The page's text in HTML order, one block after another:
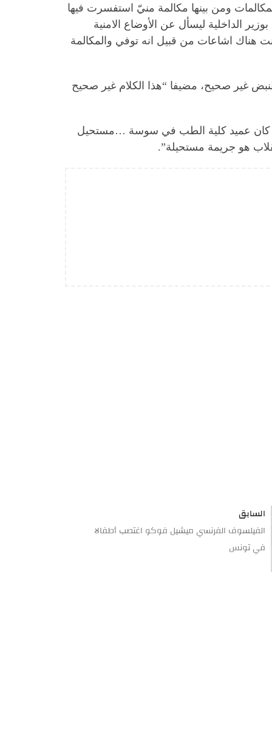
عبد الفتاح مورو 3 مكالمات وتلقى العديد من المكالمات ومن بينها مكالمة منيّ استفسرت فيها
الداخلية ليسأل عن الأوضاع الامنية
هناك اشاعات من قبيل انه توفي والمكالمة
غير صحيح، مضيفا “هذا الكلام غير صحيح
بوزير الدفاع عبد الكريم الزبيدي وهو شخص احترمه واقدره واعرفه منذ سنة 1985 عندما كان عميد كلية الطب في سوسة …مستحيل
هو جريمة مستحيلة”.
السابق
الفيلسوف الفرنسي ميشيل فوكو اغتصب أطفالا
في تونس